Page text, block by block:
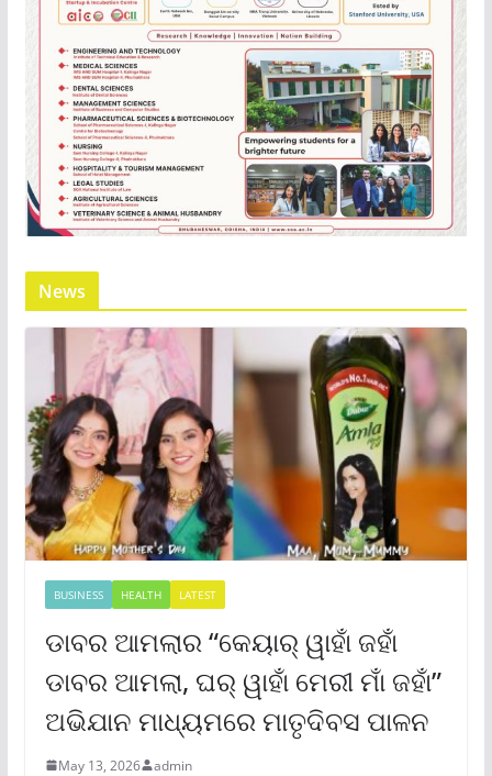
News
BUSINESS HEALTH LATEST
ଡାବର ଆମଲାର “କେୟାର୍ ୱାହାଁ ଜହାଁ
ଡାବର ଆମଲା, ଘର୍ ୱାହାଁ ମେରୀ ମାଁ ଜହାଁ”
ଅଭିଯାନ ମାଧ୍ୟମରେ ମାତୃଦିବସ ପାଳନ
May 13, 2026 admin